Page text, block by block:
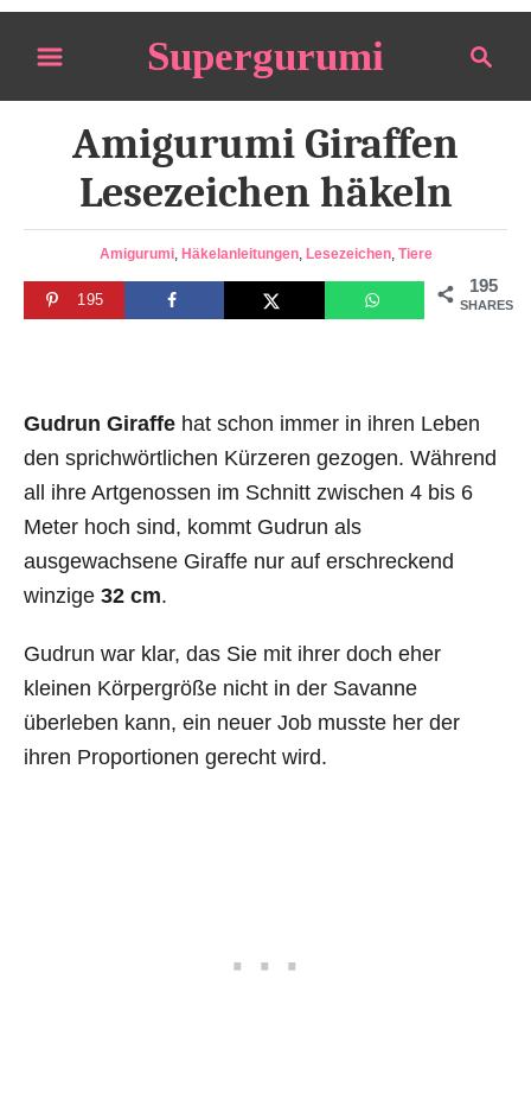
i
a
r
Supergurumi
Amigurumi Giraffen
Lesezeichen häkeln
C
a
t
i
e
Amigurumi, Häkelanleitungen, Lesezeichen, Tiere
195
SHARES
195
Gudrun Giraffe hat schon immer in ihren Leben
den sprichwörtlichen Kürzeren gezogen. Während
all ihre Artgenossen im Schnitt zwischen 4 bis 6
Meter hoch sind, kommt Gudrun als
ausgewachsene Giraffe nur auf erschreckend
winzige 32 cm.
Gudrun war klar, das Sie mit ihrer doch eher
kleinen Körpergröße nicht in der Savanne
überleben kann, ein neuer Job musste her der
ihren Proportionen gerecht wird.